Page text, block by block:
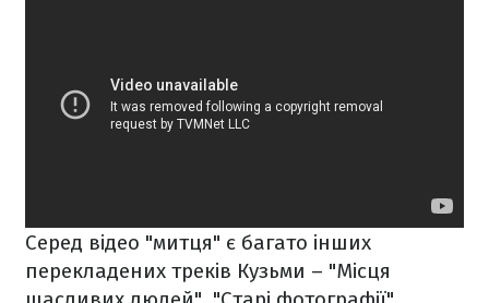
Серед відео "митця" є багато інших
перекладених треків Кузьми – "Місця